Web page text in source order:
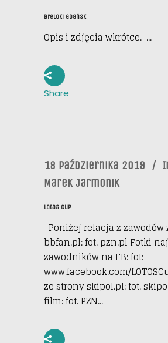
Breloki Gdańsk
Opis i zdjęcia wkrótce. ...
Share
18 Października 2019
Marek Jarmonik
Lotos Cup
Poniżej relacja z zawodów
bbfan.pl: fot. pzn.pl Fotki
zawodników na FB: fot:
www.facebook.com/
ze strony skipol.pl: fot.
film: fot. PZN...